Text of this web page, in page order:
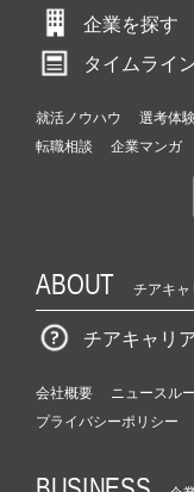
企業を探す
タイムライ
就活ノウハウ 選考体
転職相談
企業マンガ
ABOUT チアキャ
チアキャリ
会社概要 ニュースル
プライバシーポリシー